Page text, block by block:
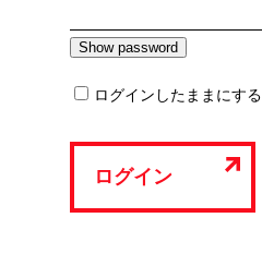
ログインしたままにする
ログイン